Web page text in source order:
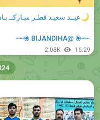
┄┅❀ @BIJANDIHA ❀┅┄